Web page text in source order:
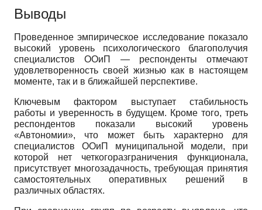
Выводы
Проведенное эмпирическое исследование показало
высокий уровень психологического благополучия
специалистов ООиП — респонденты отмечают
удовлетворенность своей жизнью как в настоящем
моменте, так и в ближайшей перспективе.
Ключевым фактором выступает стабильность
работы и уверенность в будущем. Кроме того, треть
респондентов показали высокий уровень
«Автономии», что может быть характерно для
специалистов ООиП муниципальной модели, при
которой нет четкогоразграничения функционала,
присутствует многозадачность, требующая принятия
самостоятельных оперативных решений в
различных областях.